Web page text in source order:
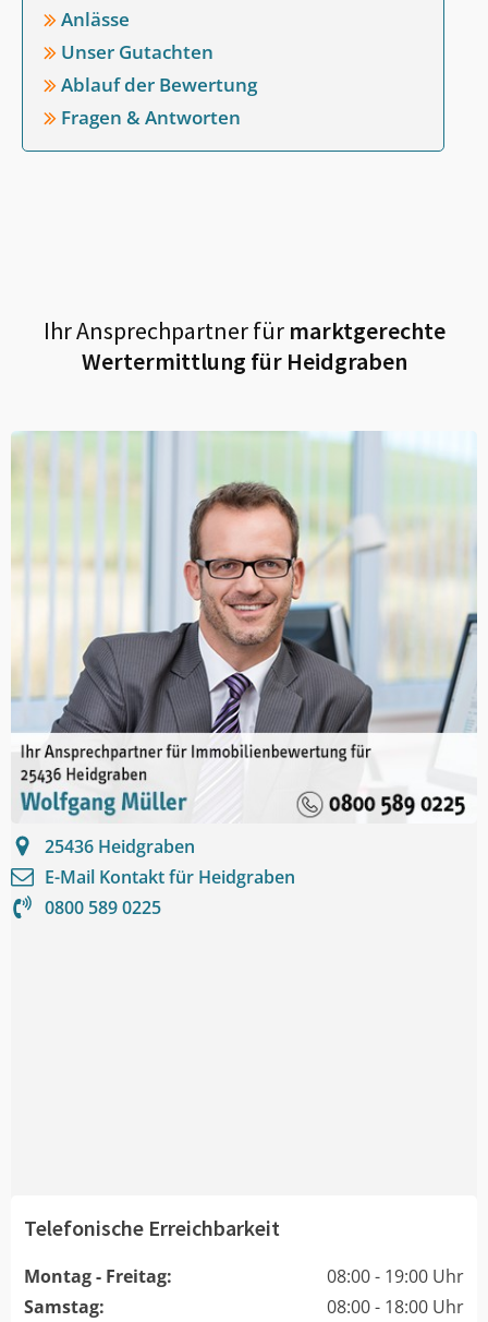
Anlässe
Unser Gutachten
Ablauf der Bewertung
Fragen & Antworten
Ihr Ansprechpartner fürmarktgerechte
Wertermittlung für Heidgraben
25436 Heidgraben
E-Mail Kontakt für Heidgraben
0800 589 0225
Telefonische Erreichbarkeit
Montag - Freitag:
08:00 - 19:00 Uhr
Samstag:
08:00 - 18:00 Uhr